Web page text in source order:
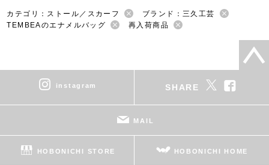
カテゴリ：ストール／スカーフ
ブランド：三久工芸
TEMBEAのエナメルバッグ
再入荷商品
instagram SHARE
MAIL
HOBONICHI STORE HOBONICHI HOME